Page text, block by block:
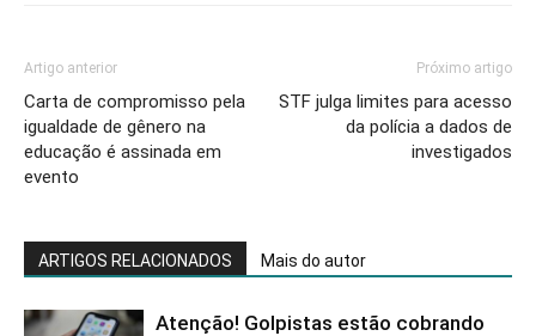
Artigo anterior
Carta de compromisso pela
igualdade de gênero na
educação é assinada em
evento
Próximo artigo
STF julga limites para acesso
da polícia a dados de
investigados
ARTIGOS RELACIONADOS Mais do autor
Atenção! Golpistas estão cobrando